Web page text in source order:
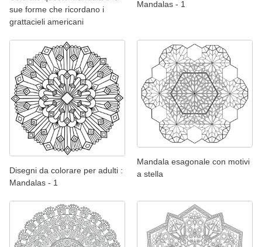
sue forme che ricordano i
grattacieli americani
Mandalas - 1
Disegni da colorare per adulti :
Mandalas - 1
Mandala esagonale con motivi
a stella